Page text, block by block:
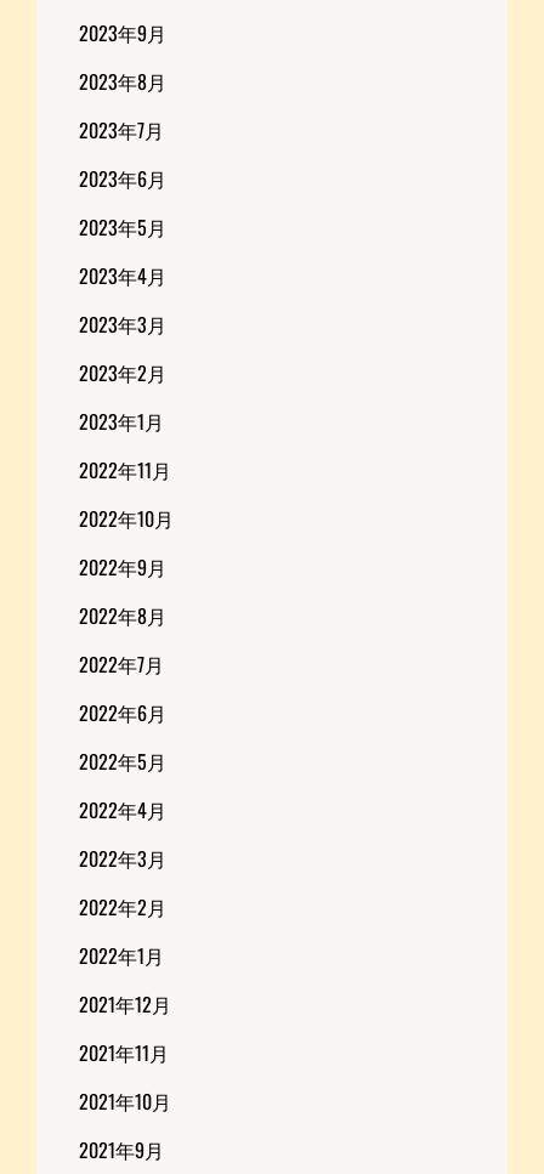
2023年9月
2023年8月
2023年7月
2023年6月
2023年5月
2023年4月
2023年3月
2023年2月
2023年1月
2022年11月
2022年10月
2022年9月
2022年8月
2022年7月
2022年6月
2022年5月
2022年4月
2022年3月
2022年2月
2022年1月
2021年12月
2021年11月
2021年10月
2021年9月